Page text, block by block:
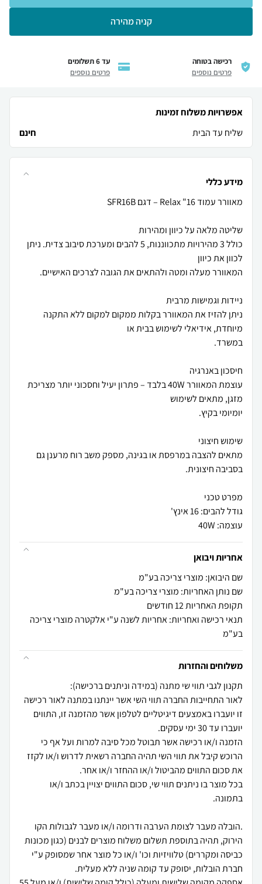
קניה מהירה
רכישה בטוחה
פרטים נוספים
עד 6 תשלומים
פרטים נוספים
אפשרויות משלוח זמינות
שליח עד הבית
חינם
מידע כללי
כולל 3 מהירויות מתכווננות, 5 להבים ומערכת סיבוב צדית. ניתן
ניתן להזיז את המאוורר בקלות ממקום למקום ללא התקנה
עוצמת המאוורר 40W בלבד – פתרון יעיל וחסכוני יותר מצריכת
מתאים להצבה במרפסת או בגינה, מספק משב רוח מרענן גם
עוצמה: 40W
אחריות ויבואן
שם היבואן: מוצרי צריכה בע"מ
שם נותן האחריות: מוצרי צריכה בע"מ
תקופת האחריות 12 חודשים
תנאי רכישה ואחריות: אחריות לשנה ע"י אלקטרה מוצרי צריכה
בע"מ
משלוחים והחזרות
לאור התחייבות החברה תווי השי אשר יינתנו במתנה לאור רכישה
זו יועברו באמצעים דיגיטליים לטלפון אשר מהזמנה זו, התווים
הזמנה ו/או רכישה אשר תבוטל מכל סיבה למרות ועל אף כי
הרוכש קיבל את תווי השי תהיה החברה רשאית לדרוש ו/או לקזז
בכל מוצר בו ניתנים תווי שי, סכום התווים יצויין בכתב ו/או
.הובלה מעבר לצומת הערבה ודרומה ו/או מעבר לגבולות הקו
הירוק, תהיה בתוספת תשלום משלוח מוצרים לבנים (כגון מכונות
כביסה ומקררים) טלוויזיות וכו' ו/או כל מוצר אחר שמסופק ע"י